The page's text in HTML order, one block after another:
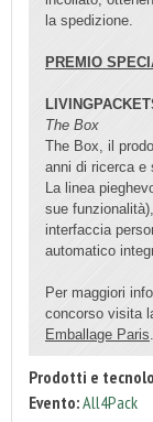
la spedizione.
PREMIO
The Box
The Box, il
anni di ricerca e
La linea
sue
interfaccia
automatico
Per maggiori
concorso visita
Emballage Paris
Prodotti e
Evento:All4Pack